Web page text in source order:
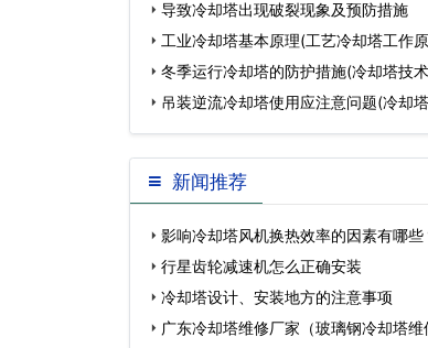
导致冷却塔出现破裂现象及预防措施
工业冷却塔基本原理(工艺冷却塔工作
冬季运行冷却塔的防护措施(冷却塔技
吊装逆流冷却塔使用应注意问题(冷却
新闻推荐
影响冷却塔风机换热效率的因素有哪些
行星齿轮减速机怎么正确安装
冷却塔设计、安装地方的注意事项
广东冷却塔维修厂家（玻璃钢冷却塔维